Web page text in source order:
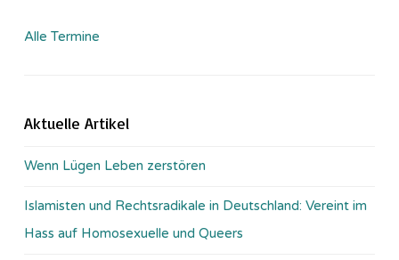
Alle Termine
Aktuelle Artikel
Wenn Lügen Leben zerstören
Islamisten und Rechtsradikale in Deutschland: Vereint im
Hass auf Homosexuelle und Queers